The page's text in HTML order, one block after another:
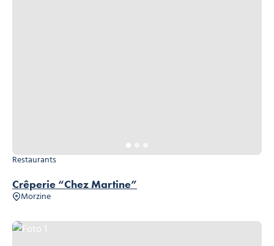
Crêperie “Chez Martine”
Restaurants
Morzine
Foto 1